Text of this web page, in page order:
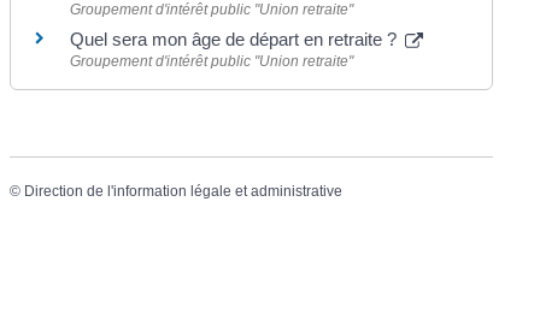
Groupement d'intérêt public "Union retraite"
Quel sera mon âge de départ en retraite ?
Groupement d'intérêt public "Union retraite"
© Direction de l'information légale et administrative